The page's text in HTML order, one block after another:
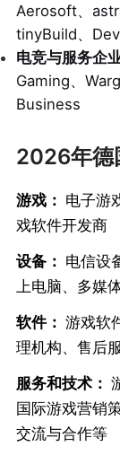
Aerosoft、
tinyBuild、
电竞与服务企
Gaming、
Business
2026年德
游戏： 电子游
戏软件开发商
设备： 电信设
上电脑、多媒
软件： 游戏软
理机构、售后
服务和技术：
国际游戏营销
交流与合作等